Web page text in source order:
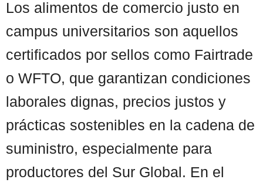
Los alimentos de comercio justo en
campus universitarios son aquellos
certificados por sellos como Fairtrade
o WFTO, que garantizan condiciones
laborales dignas, precios justos y
prácticas sostenibles en la cadena de
suministro, especialmente para
productores del Sur Global. En el